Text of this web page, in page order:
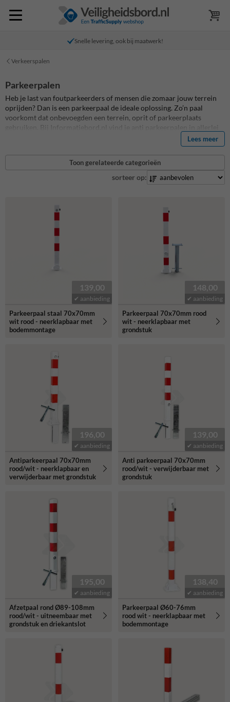
Snelle levering, ook bij maatwerk!
Verkeerspalen
Parkeerpalen
Heb je last van foutparkeerders of mensen die zomaar jouw terrein
oprijden? Dan is een parkeerpaal de ideale oplossing. Zo’n paal
voorkomt dat onbevoegden een terrein, oprit of parkeerplaats
gebruiken.
Bij Informatiebord.nl vind je anti parkeerpalen in allerlei
uitvoeringen: neerklapbaar, inzinkbaar, verwijderbaar, vast in de
grond en met of zonder slot. Wat je situatie ook is, er is altijd een
passende oplossing. Heb je hulp nodig bij het kiezen van het juiste
paaltje? Lees de tekst onderaan de pagina of neem contact op voor
Bekijk het assortiment en bestel jouw
Lees meer
Toon gerelateerde categorieën
sorteer op:
139,00
✔ aanbieding
Parkeerpaal staal 70x70mm
wit rood - neerklapbaar met
bodemmontage
148,00
✔ aanbieding
Parkeerpaal 70x70mm rood
wit - neerklapbaar met
grondstuk
196,00
✔ aanbieding
Antiparkeerpaal 70x70mm
rood/wit - neerklapbaar en
verwijderbaar met grondstuk
139,00
✔ aanbieding
Anti parkeerpaal 70x70mm
rood/wit - verwijderbaar met
grondstuk
195,00
✔ aanbieding
Afzetpaal rond Ø89-108mm
rood/wit - uitneembaar met
grondstuk en driekantslot
138,40
✔ aanbieding
Parkeerpaal Ø60-76mm
rood wit - neerklapbaar met
bodemmontage